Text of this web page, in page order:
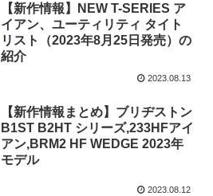
【新作情報】NEW T-SERIES ア
イアン、ユーティリティ タイト
リスト（2023年8月25日発売）の
紹介
2023.08.13
【新作情報まとめ】ブリヂストン
B1ST B2HT シリーズ,233HFアイ
アン,BRM2 HF WEDGE 2023年
モデル
2023.08.12